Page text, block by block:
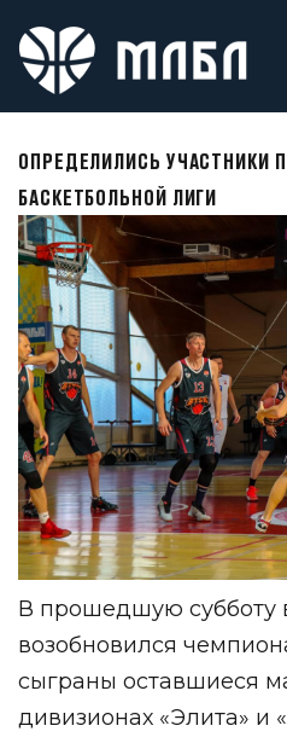
ОПРЕДЕЛИЛИСЬ УЧАСТНИКИ
БАСКЕТБОЛЬНОЙ ЛИГИ
В прошедшую субботу
возобновился
сыграны оставшиеся
дивизионах «Элита» и